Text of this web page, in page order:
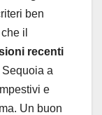
ben
il
recenti
Sequoia a
e
Un buon